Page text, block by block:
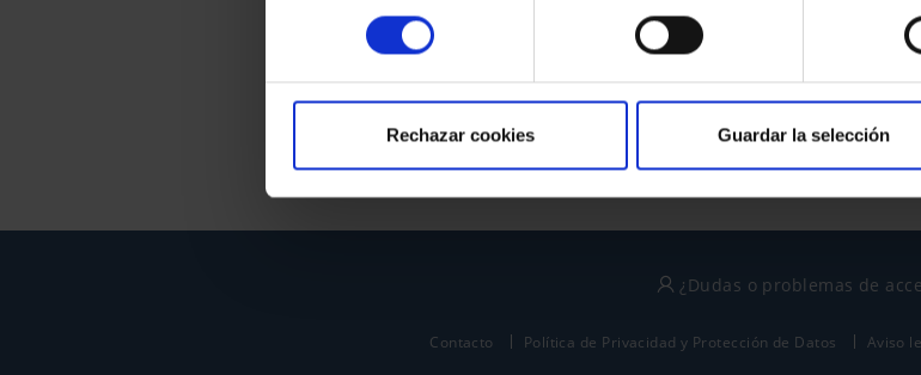
consentimiento
Rechazar cookies Guardar la selección
política de privacidad
y términos del servicio
¿Dudas o problemas de
Contacto Política de Privacidad y Protección de Datos Aviso